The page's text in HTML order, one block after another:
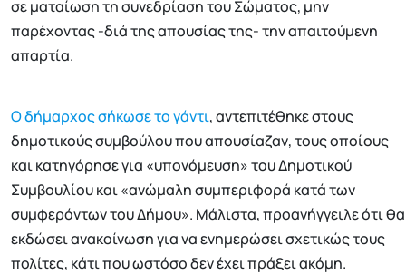
σε ματαίωση τη συνεδρίαση του Σώματος, μην
παρέχοντας -διά της απουσίας της- την απαιτούμενη
απαρτία.
Ο δήμαρχος σήκωσε το γάντι, αντεπιτέθηκε στους
δημοτικούς συμβούλου που απουσίαζαν, τους οποίους
και κατηγόρησε για «υπονόμευση» του Δημοτικού
Συμβουλίου και «ανώμαλη συμπεριφορά κατά των
συμφερόντων του Δήμου». Μάλιστα, προανήγγειλε ότι θα
εκδώσει ανακοίνωση για να ενημερώσει σχετικώς τους
πολίτες, κάτι που ωστόσο δεν έχει πράξει ακόμη.